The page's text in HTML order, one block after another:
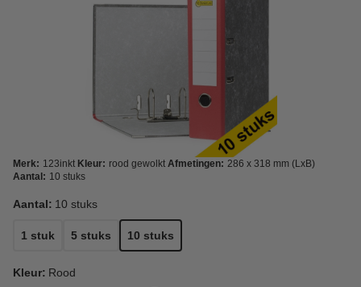
Merk: 123inkt Kleur: rood gewolkt Afmetingen: 286 x 318 mm (LxB)
Aantal: 10 stuks
Aantal: 10 stuks
1 stuk 5 stuks 10 stuks
Kleur: Rood